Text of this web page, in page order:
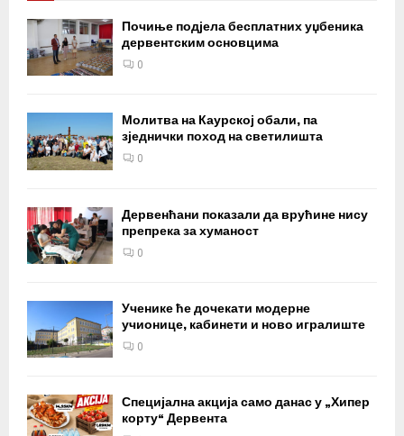
Почиње подјела бесплатних уџбеника
дервентским основцима
0
Молитва на Каурској обали, па
зједнички поход на светилишта
0
Дервенћани показали да врућине нису
препрека за хуманост
0
Ученике ће дочекати модерне
учионице, кабинети и ново игралиште
0
Специјална акција само данас у „Хипер
корту“ Дервента